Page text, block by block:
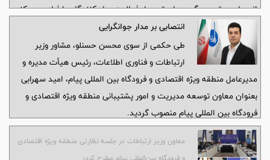
انسجام در تصمیم‌گیری‌ها و تسهیل فعالیت صادرکنندگان را فراهم می‌کند.
انتصابی بر مدار جوانگرایی
طی حکمی از سوی محسن حسنلو، مشاور وزیر
ارتباطات و فناوری اطلاعات، رئیس هیأت مدیره و
مدیرعامل منطقه ویژه اقتصادی و فرودگاه بین المللی پیام، امید سهرابی
بعنوان معاون توسعه مدیریت و امور پشتیبانی منطقه ویژه اقتصادی و
فرودگاه بین المللی پیام منصوب گردید.
معاون وزیر ارتباطات در جلسه نظارتی منطقه ویژه اقتصادی
و فرودگاه بین‌المللی پیام مطرح کرد؛